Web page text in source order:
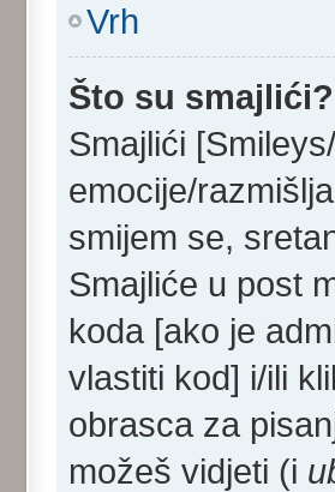
Vrh
Što su smajlići?
Smajlići
emocije/
smijem se,
Smajliće u post
koda [ako je
vlastiti kod] i/ili
obrasca za
možeš vidjeti (i